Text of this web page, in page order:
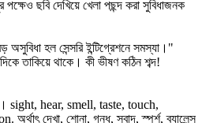
ছবি দেখিয়ে খেলা পছন্দ করা সুবিধাজনক
হল সেন্সরি ইন্টিগ্রেশনে সমস্যা।"
তাকিয়ে থাকে। কী ভীষণ কঠিন শব্দ!
sight, hear, smell, taste, touch,
দেখা, শোনা, গন্ধ, স্বাদ, স্পর্শ, ব্যালেন্স